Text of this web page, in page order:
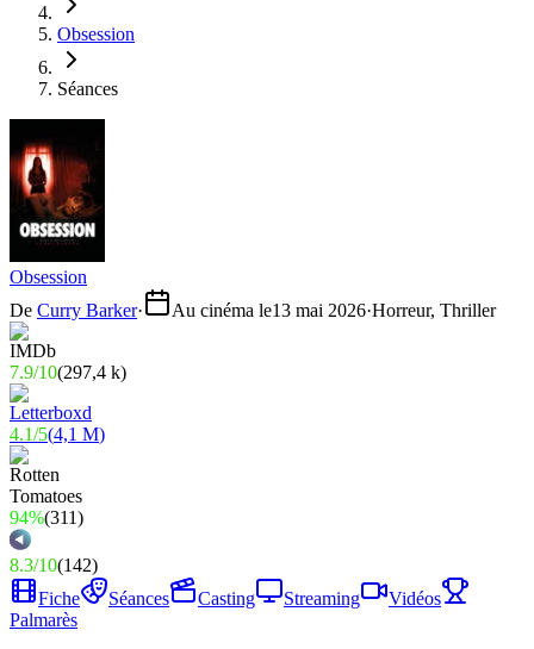
Obsession
Séances
Obsession
De Curry Barker· Au cinéma le13 mai 2026·Horreur, Thriller
7.9/10(297,4 k)
4.1/5(4,1 M)
94%(311)
8.3/10(142)
Fiche
Séances Casting Streaming
Vidéos
Palmarès